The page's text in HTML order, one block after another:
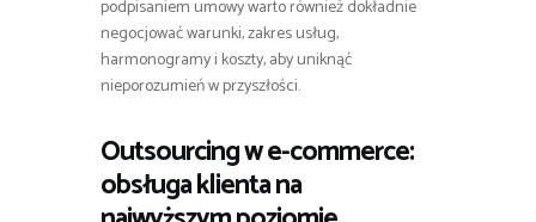
podpisaniem umowy warto również dokładnie
negocjować warunki, zakres usług,
harmonogramy i koszty, aby uniknąć
nieporozumień w przyszłości.
Outsourcing w e-commerce:
obsługa klienta na